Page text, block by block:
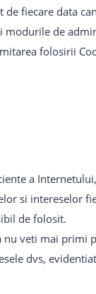
fiecare data
de
folosirii
a
si intereselor
de folosit.
nu veti mai primi
dvs,